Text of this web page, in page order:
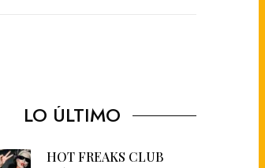
LO ÚLTIMO
HOT FREAKS CLUB